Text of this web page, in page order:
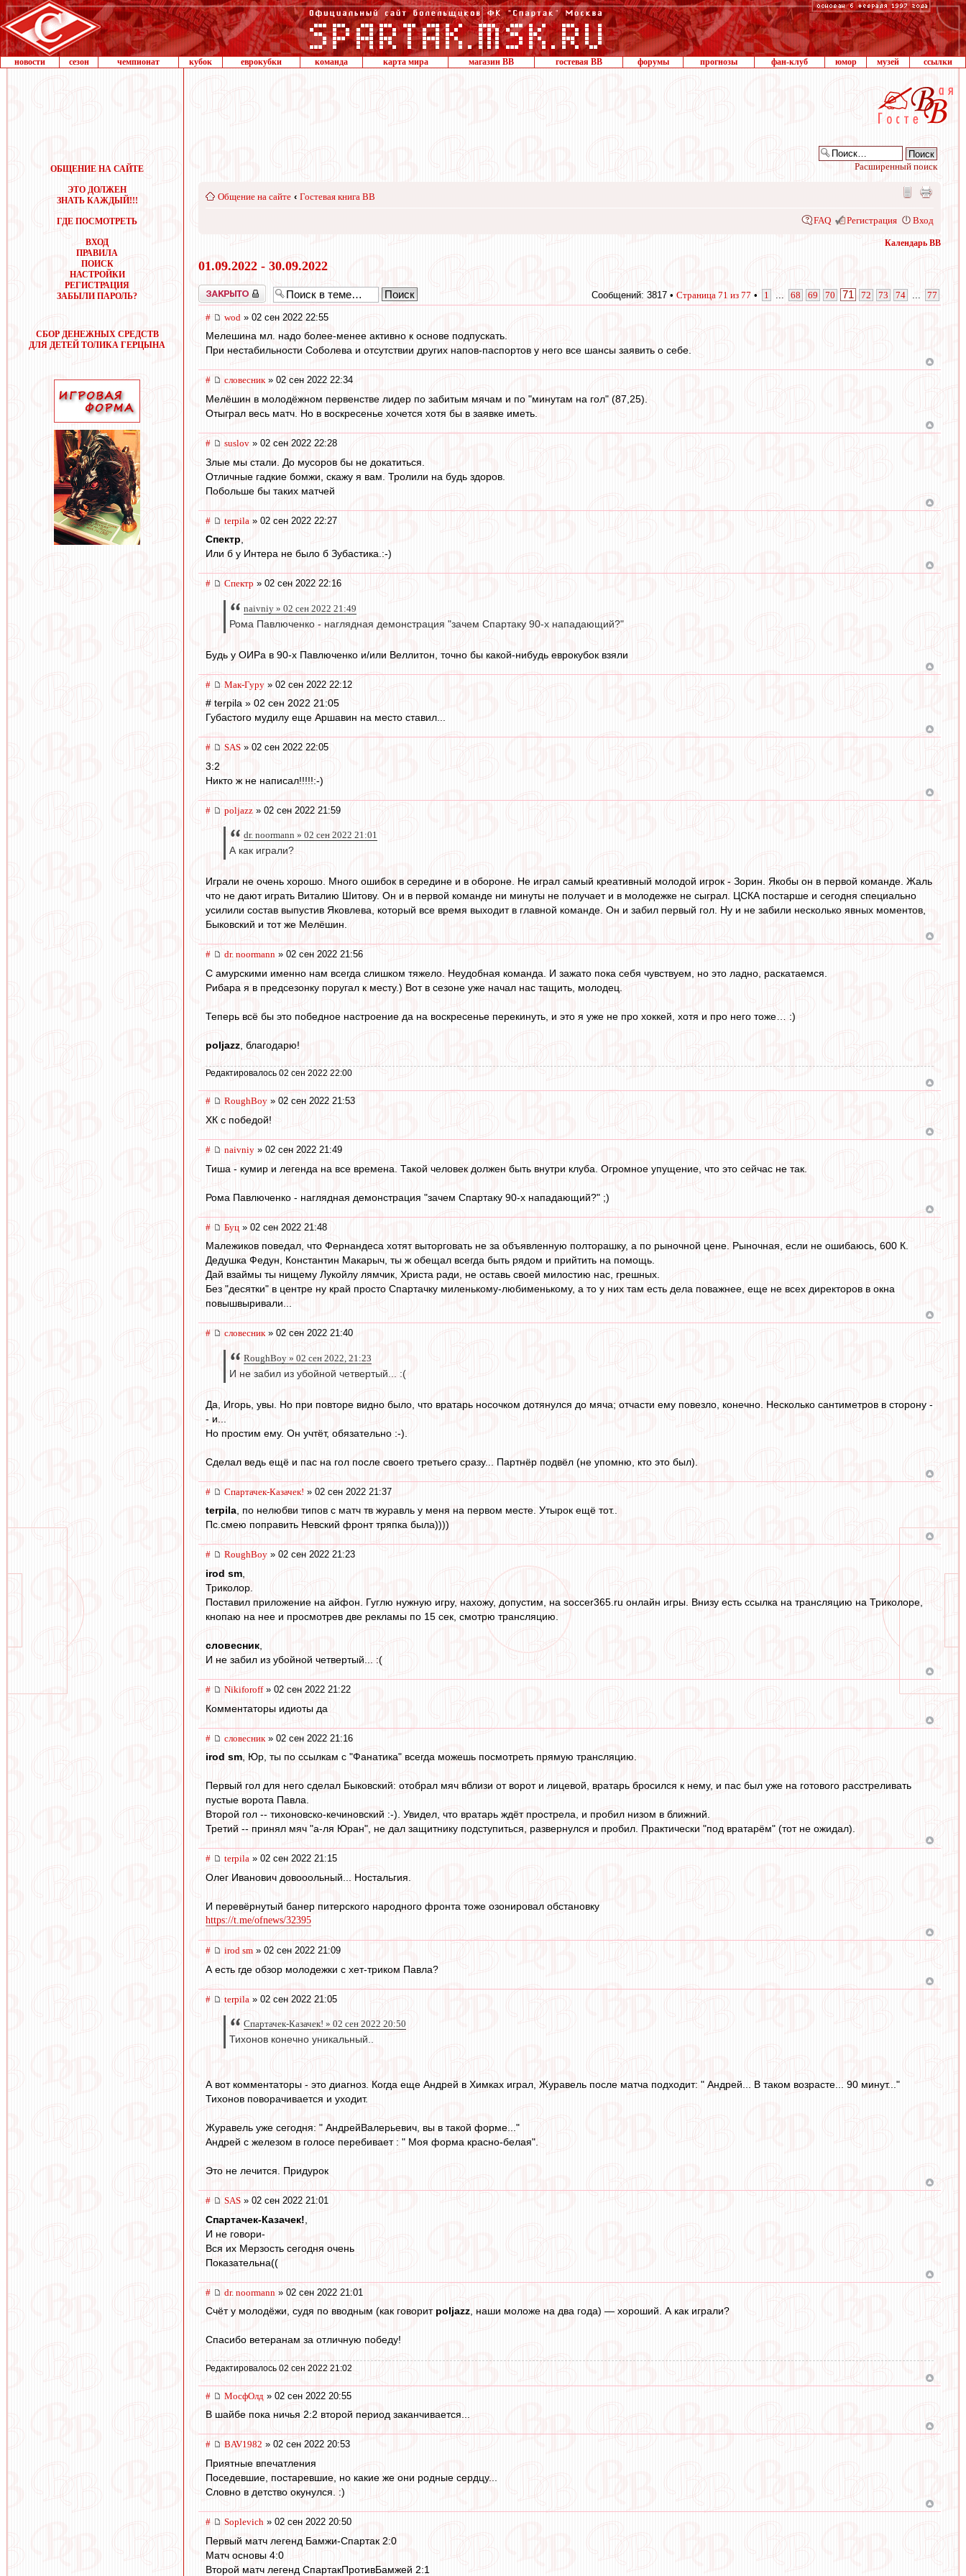
новости сезон чемпионат кубок еврокубки команда карта мира магазин ВВ гостевая ВВ форумы прогнозы фан-клуб юмор музей ссылки
ОБЩЕНИЕ НА САЙТЕ
ЭТО ДОЛЖЕН
ЗНАТЬ КАЖДЫЙ!!!
ГДЕ ПОСМОТРЕТЬ
ВХОД
ПРАВИЛА
ПОИСК
НАСТРОЙКИ
РЕГИСТРАЦИЯ
ЗАБЫЛИ ПАРОЛЬ?
СБОР ДЕНЕЖНЫХ СРЕДСТВ
ДЛЯ ДЕТЕЙ ТОЛИКА ГЕРЦЫНА
Расширенный поиск
Общение на сайте ‹ Гостевая книга ВВ
FAQ Регистрация Вход
Календарь ВВ
01.09.2022 - 30.09.2022
Закрыто Сообщений: 3817 • Страница 71 из 77 • 1 68 69 70 71 72 73 74 77
# wod » 02 сен 2022 22:55
Мелешина мл. надо более-менее активно к основе подпускать.
При нестабильности Соболева и отсутствии других напов-паспортов у него все шансы заявить о себе.
# словесник» 02 сен 2022 22:34
Мелёшин в молодёжном первенстве лидер по забитым мячам и по "минутам на гол" (87,25).
Отыграл весь матч. Но в воскресенье хочется хотя бы в заявке иметь.
# suslov » 02 сен 2022 22:28
Злые мы стали. До мусоров бы не докатиться.
Отличные гадкие бомжи, скажу я вам. Тролили на будь здоров.
Побольше бы таких матчей
# terpila » 02 сен 2022 22:27
Спектр,
Или б у Интера не было б Зубастика.:-)
# Спектр » 02 сен 2022 22:16
naivniy » 02 сен 2022 21:49
Рома Павлюченко - наглядная демонстрация "зачем Спартаку 90-х нападающий?"
Будь у ОИРа в 90-х Павлюченко и/или Веллитон, точно бы какой-нибудь еврокубок взяли
# Мак-Гуру » 02 сен 2022 22:12
# terpila » 02 сен 2022 21:05
Губастого мудилу еще Аршавин на место ставил...
# SAS » 02 сен 2022 22:05
3:2
Никто ж не написал!!!!!:-)
# poljazz » 02 сен 2022 21:59
dr. noormann » 02 сен 2022 21:01
А как играли?
Играли не очень хорошо. Много ошибок в середине и в обороне. Не играл самый креативный молодой игрок - Зорин. Якобы он в первой команде. Жаль
что не дают играть Виталию Шитову. Он и в первой команде ни минуты не получает и в молодежке не сыграл. ЦСКА постарше и сегодня специально
усилили состав выпустив Яковлева, который все время выходит в главной команде. Он и забил первый гол. Ну и не забили несколько явных моментов,
Быковский и тот же Мелёшин.
# dr. noormann » 02 сен 2022 21:56
С амурскими именно нам всегда слишком тяжело. Неудобная команда. И зажато пока себя чувствуем, но это ладно, раскатаемся.
Рибара я в предсезонку поругал к месту.) Вот в сезоне уже начал нас тащить, молодец.
Теперь всё бы это победное настроение да на воскресенье перекинуть, и это я уже не про хоккей, хотя и про него тоже… :)
poljazz , благодарю!
Редактировалось 02 сен 2022 22:00
# RoughBoy » 02 сен 2022 21:53
ХК с победой!
# naivniy » 02 сен 2022 21:49
Тиша - кумир и легенда на все времена. Такой человек должен быть внутри клуба. Огромное упущение, что это сейчас не так.
Рома Павлюченко - наглядная демонстрация "зачем Спартаку 90-х нападающий?" ;)
# Буц » 02 сен 2022 21:48
Малежиков поведал, что Фернандеса хотят выторговать не за объявленную полторашку, а по рыночной цене. Рыночная, если не ошибаюсь, 600 К.
Дедушка Федун, Константин Макарыч, ты ж обещал всегда быть рядом и прийтить на помощь.
Дай взаймы ты нищему Лукойлу лямчик, Христа ради, не оставь своей милостию нас, грешных.
Без "десятки" в центре ну край просто Спартачку миленькому-любименькому, а то у них там есть дела поважнее, еще не всех директоров в окна
повышвыривали...
# словесник» 02 сен 2022 21:40
RoughBoy » 02 сен 2022, 21:23
И не забил из убойной четвертый... :(
Да, Игорь, увы. Но при повторе видно было, что вратарь носочком дотянулся до мяча; отчасти ему повезло, конечно. Несколько сантиметров в сторону -
- и...
Но простим ему. Он учтёт, обязательно :-).
Сделал ведь ещё и пас на гол после своего третьего сразу... Партнёр подвёл (не упомню, кто это был).
# Спартачек-Казачек! » 02 сен 2022 21:37
terpila, по нелюбви типов с матч тв журавль у меня на первом месте. Утырок ещё тот..
Пс.смею поправить Невский фронт тряпка была))))
# RoughBoy » 02 сен 2022 21:23
irod sm
Триколор.
Поставил приложение на айфон. Гуглю нужную игру, нахожу, допустим, на soccer365.ru онлайн игры. Внизу есть ссылка на трансляцию на Триколоре,
кнопаю на нее и просмотрев две рекламы по 15 сек, смотрю трансляцию.
словесник
И не забил из убойной четвертый... :(
# Nikiforoff» 02 сен 2022 21:22
Комментаторы идиоты да
# словесник » 02 сен 2022 21:16
irod sm, Юр, ты по ссылкам с "Фанатика" всегда можешь посмотреть прямую трансляцию.
Первый гол для него сделал Быковский: отобрал мяч вблизи от ворот и лицевой, вратарь бросился к нему, и пас был уже на готового расстреливать
пустые ворота Павла.
Второй гол -- тихоновско-кечиновский :-). Увидел, что вратарь ждёт прострела, и пробил низом в ближний.
Третий -- принял мяч "а-ля Юран", не дал защитнику подступиться, развернулся и пробил. Практически "под вратарём" (тот не ожидал).
# terpila » 02 сен 2022 21:15
Олег Иванович довооольный... Ностальгия.
И перевёрнутый банер питерского народного фронта тоже озонировал обстановку
https://t.me/ofnews/32395
# irod sm » 02 сен 2022 21:09
А есть где обзор молодежки с хет-триком Павла?
# terpila » 02 сен 2022 21:05
Спартачек-Казачек! » 02 сен 2022 20:50
Тихонов конечно уникальный..
А вот комментаторы - это диагноз. Когда еще Андрей в Химках играл, Журавель после матча подходит: " Андрей... В таком возрасте... 90 минут..."
Тихонов поворачивается и уходит.
Журавель уже сегодня: " АндрейВалерьевич, вы в такой форме..."
Андрей с железом в голосе перебивает : " Моя форма красно-белая".
Это не лечится. Придурок
# SAS » 02 сен 2022 21:01
Спартачек-Казачек!
И не говори-
Вся их Мерзость сегодня очень
Показательна((
# dr. noormann » 02 сен 2022 21:01
Счёт у молодёжи, судя по вводным (как говорит poljazz, наши моложе на два года) — хороший. А как играли?
Спасибо ветеранам за отличную победу!
Редактировалось 02 сен 2022 21:02
# МосфОлд » 02 сен 2022 20:55
В шайбе пока ничья 2:2 второй период заканчивается...
# BAV1982 » 02 сен 2022 20:53
Приятные впечатления
Поседевшие, постаревшие, но какие же они родные сердцу...
Словно в детство окунулся. :)
# Soplevich » 02 сен 2022 20:50
Первый матч легенд Бамжи-Спартак 2:0
Матч основы 4:0
Второй матч легенд СпартакПротивБамжей 2:1